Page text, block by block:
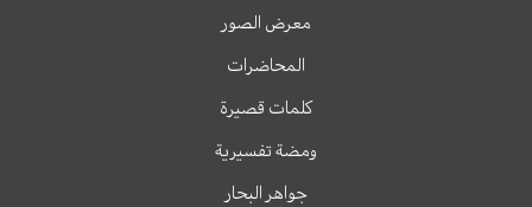
معرض الصور
المحاضرات
كلمات قصيرة
ومضة تفسيرية
جواهر البحار